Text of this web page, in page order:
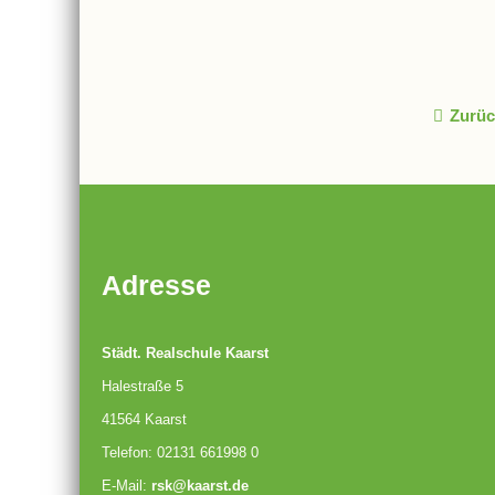
Adresse
Städt. Realschule Kaarst
Halestraße 5
41564 Kaarst
Telefon: 02131 661998 0
E-Mail: rsk@kaarst.de